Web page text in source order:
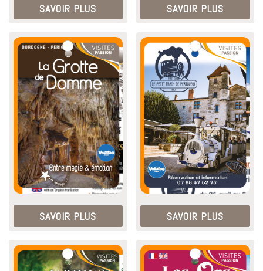
SAVOIR PLUS SAVOIR PLUS
SAVOIR PLUS SAVOIR PLUS